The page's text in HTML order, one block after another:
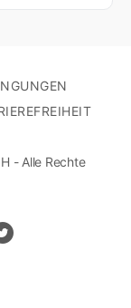
- Alle Rechte